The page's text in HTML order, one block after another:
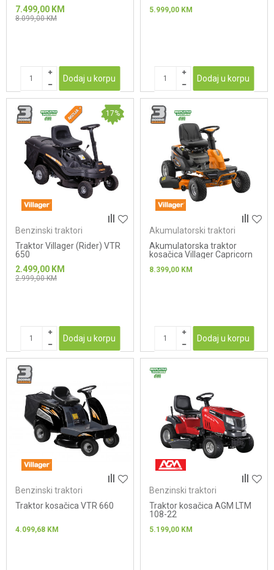
7.499,00 KM
8.099,00KM
Dodaj u korpu
5.999,00 KM
Dodaj u korpu
17%
Benzinski traktori
Traktor Villager (Rider) VTR
650
2.499,00 KM
2.999,00KM
Dodaj u korpu
Akumulatorski traktori
Akumulatorska traktor
kosačica Villager Capricorn
8.399,00 KM
Dodaj u korpu
Benzinski traktori
Traktor kosačica VTR 660
4.099,68 KM
Benzinski traktori
Traktor kosačica AGM LTM
108-22
5.199,00 KM